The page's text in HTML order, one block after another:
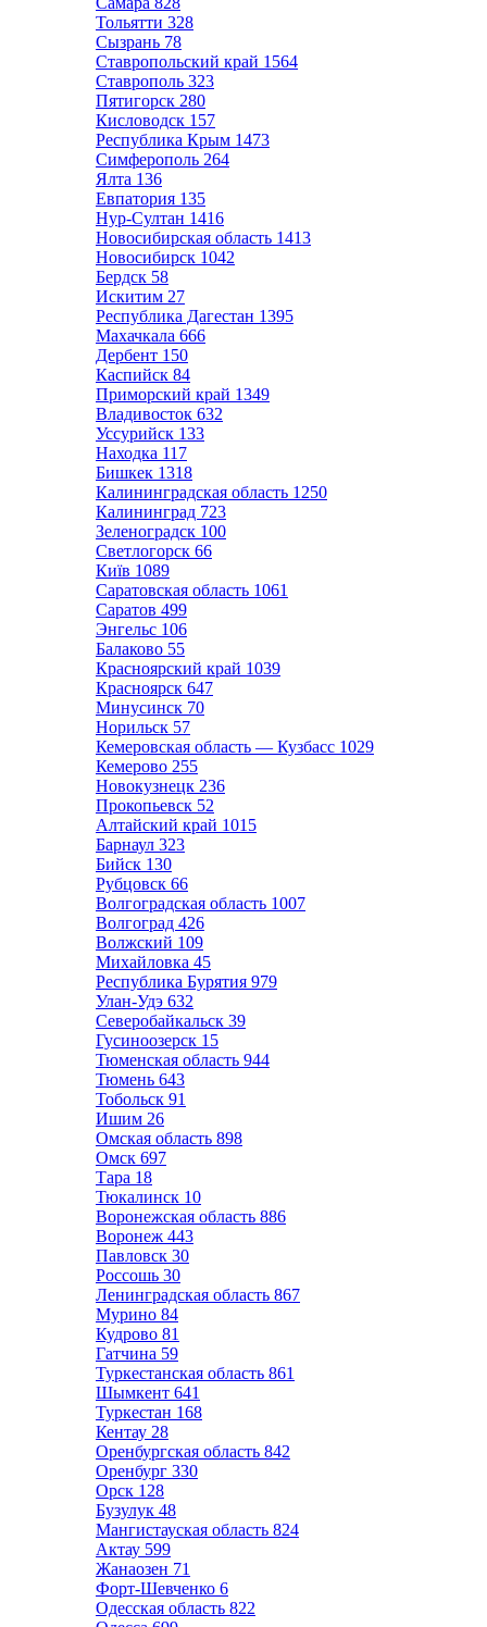
Тольятти 328
Сызрань 78
Ставропольский край 1564
Ставрополь 323
Пятигорск 280
Кисловодск 157
Республика Крым 1473
Симферополь 264
Ялта 136
Евпатория 135
Нур-Султан 1416
Новосибирская область 1413
Новосибирск 1042
Бердск 58
Искитим 27
Республика Дагестан 1395
Махачкала 666
Дербент 150
Каспийск 84
Приморский край 1349
Владивосток 632
Уссурийск 133
Находка 117
Бишкек 1318
Калининградская область 1250
Калининград 723
Зеленоградск 100
Светлогорск 66
Київ 1089
Саратовская область 1061
Саратов 499
Энгельс 106
Балаково 55
Красноярский край 1039
Красноярск 647
Минусинск 70
Норильск 57
Кемеровская область — Кузбасс 1029
Кемерово 255
Новокузнецк 236
Прокопьевск 52
Алтайский край 1015
Барнаул 323
Бийск 130
Рубцовск 66
Волгоградская область 1007
Волгоград 426
Волжский 109
Михайловка 45
Республика Бурятия 979
Улан-Удэ 632
Северобайкальск 39
Гусиноозерск 15
Тюменская область 944
Тюмень 643
Тобольск 91
Ишим 26
Омская область 898
Омск 697
Тара 18
Тюкалинск 10
Воронежская область 886
Воронеж 443
Павловск 30
Россошь 30
Ленинградская область 867
Мурино 84
Кудрово 81
Гатчина 59
Туркестанская область 861
Шымкент 641
Туркестан 168
Кентау 28
Оренбургская область 842
Оренбург 330
Орск 128
Бузулук 48
Мангистауская область 824
Актау 599
Жанаозен 71
Форт-Шевченко 6
Одесская область 822